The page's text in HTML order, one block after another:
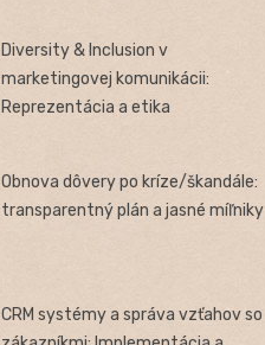
Diversity & Inclusion v
marketingovej komunikácii:
Reprezentácia a etika
Obnova dôvery po kríze/škandále:
transparentný plán a jasné míľniky
CRM systémy a správa vzťahov so